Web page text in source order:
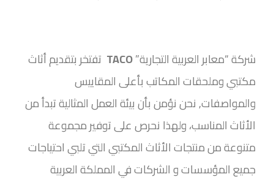
شركة “معابر العربية التجارية”TACO تفتخر بتقديم أثاث
مكتبي وملحقات المكاتب بأعلى المقاييس
والمواصفات, نحن نؤمن بأن بيئة العمل المثالية تبدأ من
الأثاث المناسب، ولهذا نحرص على توفير مجموعة
متنوعة من منتجات الأثاث المكتبي التي تلبي احتياجات
جميع المؤسسات و الشركات في المملكة العربية